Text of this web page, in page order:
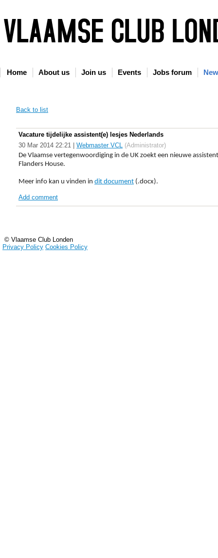
Home About us Join us Events Jobs forum
Back to list
Vacature tijdelijke assistent(e) lesjes Nederlands
30 Mar 2014 22:21
Webmaster VCL (Administrator)
De Vlaamse vertegenwoordiging in de UK zoekt een nieuwe
Flanders House.
Meer info kan u vinden in dit document (.docx).
Add comment
© Vlaamse Club Londen
Privacy Policy Cookies Policy